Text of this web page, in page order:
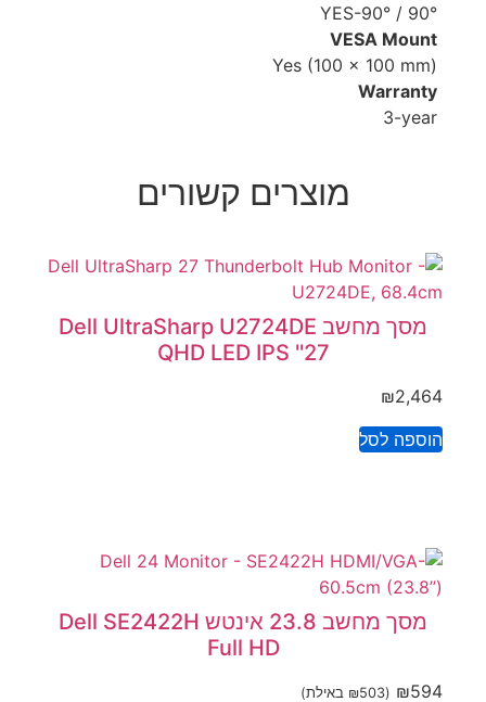
YES-90° / 90°
VESA Mount
Yes (100 x 100 mm)
Warranty
3-year
מוצרים קשורים
מסך מחשב Dell UltraSharp U2724DE
QHD LED IPS ''27
₪2,464
הוספה לסל
מסך מחשב ‏23.8 ‏אינטש Dell SE2422H
Full HD
₪594
(
₪503 באילת)